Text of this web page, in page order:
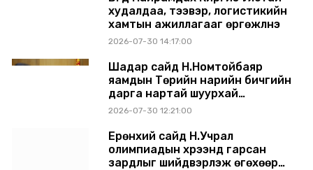
худалдаа, тээвэр, логистикийн
хамтын ажиллагааг өргөжүүлнэ
2026-07-30 14:17:00
Шадар сайд Н.Номтойбаяр
яамдын Төрийн нарийн бичгийн
дарга нартай шуурхай
хуралдлаа
2026-07-30 12:21:00
Ерөнхий сайд Н.Учрал
олимпиадын хүрээнд гарсан
зардлыг шийдвэрлэж өгөхөөр